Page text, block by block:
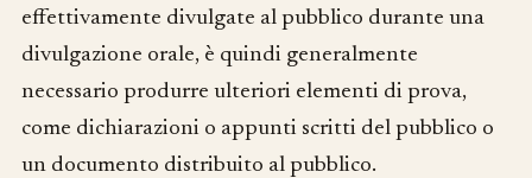
effettivamente divulgate al pubblico durante una
divulgazione orale, è quindi generalmente
necessario produrre ulteriori elementi di prova,
come dichiarazioni o appunti scritti del pubblico o
un documento distribuito al pubblico.